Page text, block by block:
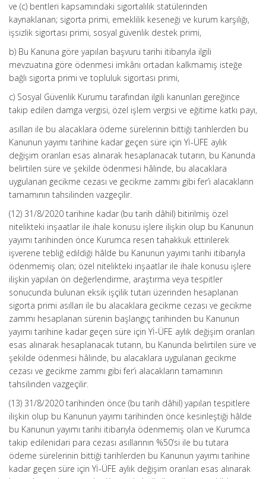
ve (c) bentleri kapsamındaki sigortalılık statülerinden
kaynaklanan; sigorta primi, emeklilik keseneği ve kurum karşılığı,
işsizlik sigortası primi, sosyal güvenlik destek primi,
b) Bu Kanuna göre yapılan başvuru tarihi itibarıyla ilgili
mevzuatına göre ödenmesi imkânı ortadan kalkmamış isteğe
bağlı sigorta primi ve topluluk sigortası primi,
c) Sosyal Güvenlik Kurumu tarafından ilgili kanunları gereğince
takip edilen damga vergisi, özel işlem vergisi ve eğitime katkı payı,
asılları ile bu alacaklara ödeme sürelerinin bittiği tarihlerden bu
Kanunun yayımı tarihine kadar geçen süre için Yİ-ÜFE aylık
değişim oranları esas alınarak hesaplanacak tutarın, bu Kanunda
belirtilen süre ve şekilde ödenmesi hâlinde, bu alacaklara
uygulanan gecikme cezası ve gecikme zammı gibi fer’i alacakların
tamamının tahsilinden vazgeçilir.
(12) 31/8/2020 tarihine kadar (bu tarih dâhil) bitirilmiş özel
nitelikteki inşaatlar ile ihale konusu işlere ilişkin olup bu Kanunun
yayımı tarihinden önce Kurumca resen tahakkuk ettirilerek
işverene tebliğ edildiği hâlde bu Kanunun yayımı tarihi itibarıyla
ödenmemiş olan; özel nitelikteki inşaatlar ile ihale konusu işlere
ilişkin yapılan ön değerlendirme, araştırma veya tespitler
sonucunda bulunan eksik işçilik tutarı üzerinden hesaplanan
sigorta primi asılları ile bu alacaklara gecikme cezası ve gecikme
zammı hesaplanan sürenin başlangıç tarihinden bu Kanunun
yayımı tarihine kadar geçen süre için Yİ-ÜFE aylık değişim oranları
esas alınarak hesaplanacak tutarın, bu Kanunda belirtilen süre ve
şekilde ödenmesi hâlinde, bu alacaklara uygulanan gecikme
cezası ve gecikme zammı gibi fer’i alacakların tamamının
tahsilinden vazgeçilir.
(13) 31/8/2020 tarihinden önce (bu tarih dâhil) yapılan tespitlere
ilişkin olup bu Kanunun yayımı tarihinden önce kesinleştiği hâlde
bu Kanunun yayımı tarihi itibarıyla ödenmemiş olan ve Kurumca
takip edilenidari para cezası asıllarının %50’si ile bu tutara
ödeme sürelerinin bittiği tarihlerden bu Kanunun yayımı tarihine
kadar geçen süre için Yİ-ÜFE aylık değişim oranları esas alınarak